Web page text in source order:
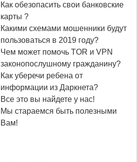
Как обезопасить свои банковские
карты ?
Какими схемами мошенники будут
пользоваться в 2019 году?
Чем может помочь TOR и VPN
законопослушному гражданину?
Как уберечи ребена от
информации из Даркнета?
Все это вы найдете у нас!
Мы стараемся быть полезными
Вам!